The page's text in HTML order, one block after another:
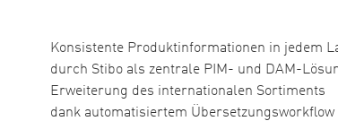
Konsistente Produktinformationen in jedem
durch Stibo als zentrale PIM- und DAM-
Erweiterung des internationalen Sortiments
dank automatisiertem